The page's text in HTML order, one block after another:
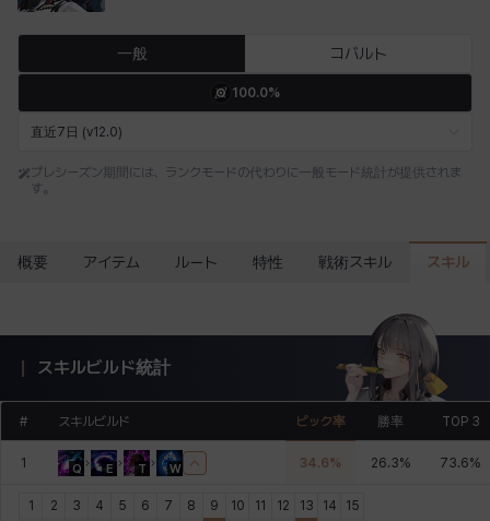
カーラ ガーネット キアラ キャッシー クレイヴァー クロエ
ダイリン ティア テオドール
デビー&マーリン ナタポン ナディン ニッキー ハート
一般 コバルト
100.0%
直近7日 (v12.0)
プレシーズン期間には、ランクモードの代わりに一般モード統計が提供されま
す。
概要 アイテム ルート 特性 戦術スキル スキル
スキルビルド統計
# スキルビルド ピック率 勝率 TOP 3
1 Q E T W 34.6% 26.3% 73.6%
1
2
3
4
5
6
7
8
9
10
11
12
13
14
15